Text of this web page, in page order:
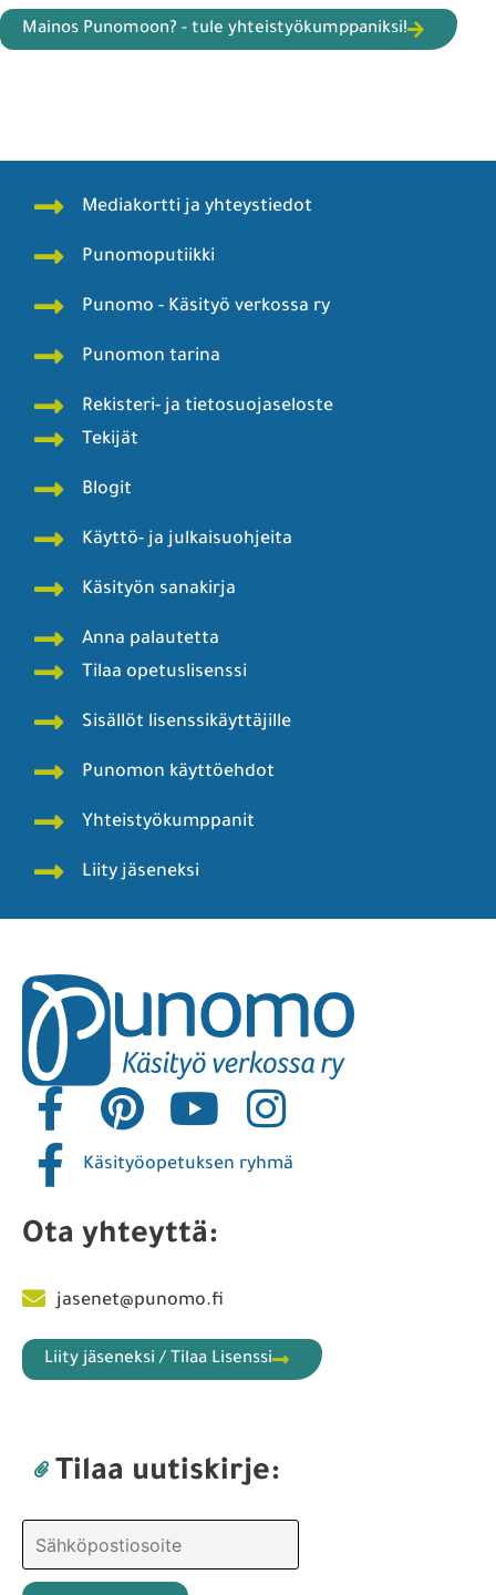
Mainos Punomoon? - tule yhteistyökumppaniksi!
Mediakortti ja yhteystiedot
Punomoputiikki
Punomo - Käsityö verkossa ry
Punomon tarina
Rekisteri- ja tietosuojaseloste
Tekijät
Blogit
Käyttö- ja julkaisuohjeita
Käsityön sanakirja
Anna palautetta
Tilaa opetuslisenssi
Sisällöt lisenssikäyttäjille
Punomon käyttöehdot
Yhteistyökumppanit
Liity jäseneksi
Käsityöopetuksen ryhmä
Ota yhteyttä:
jasenet@punomo.fi
Liity jäseneksi / Tilaa Lisenssi
Tilaa uutiskirje: